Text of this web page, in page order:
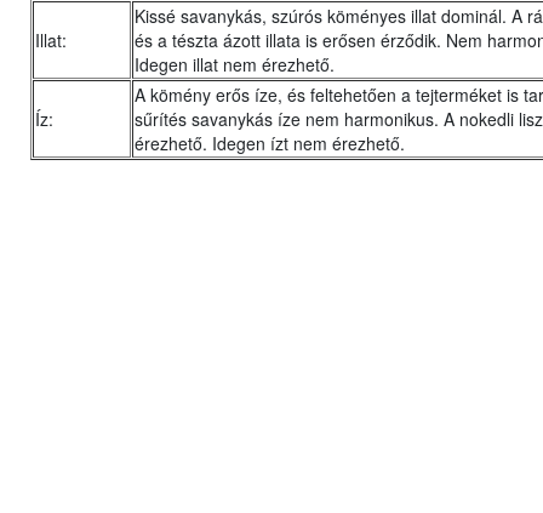
Illat:
Kissé savanykás, szúrós köményes illat dominál. A
és a tészta ázott illata is erősen érződik. Nem
Idegen illat nem érezhető.
Íz:
A kömény erős íze, és feltehetően a tejterméket is
sűrítés savanykás íze nem harmonikus. A nokedli
érezhető. Idegen ízt nem érezhető.